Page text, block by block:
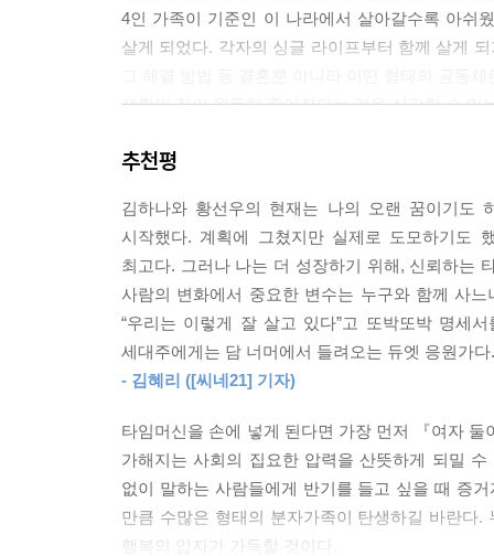
나는 스트레스 상황에서 ‘행복은 빠다야!’를 듣고
고 생각했다. 그런데 사실, 동거인의 동거인은 나
누군가 우리에게 “집에 남자가 없어 아쉬울 때는
집에 저 코딱지만 한 윗집 남자보다 더 건장하고
다는 소릴 할 수 있었을까? 보험회사 견적의
까? 나는 절대 그렇게 생각지 않는다.
--- p.212~213
나는 간병인의 역할을 훌륭하게 수행했던 동거인
쓰고 있는 내가 사실은 하프 마라톤을 몇 번이나
만 가장 무력하고 약해졌을 때 내가 사라지지 않
--- p.228
누군가와 같이 살게 되면서 가장 좋은 점 중 하나
률이 현저하게 줄어든다. 과일 깎아 먹으며 나누
4인 가족이 기준인 이 나라에서 살아갈수록 아쉬
살게 되었다. 각자의 싱글 라이프부터 함께 살게
생활의 질이 월등히 좋아졌다는 것을 실감할 수
1인 가구는 원자와 같다. 물론 혼자 충분히 즐겁
둘의 단단한 결합만이 가족의 기본이던 시대는
분자식은 W2C4쯤 되려나. 여자 둘 고양이 넷. 지
_ 본문 12쪽에서
같은 걸 좋아하지 않아도 함께할 수 있다는 것
“오늘도 내 동거인은 아주 우습고 또 존경스러운,
학교를 졸업하고 취직을 하고 결혼을 하고 아
편입되지 못하면 자신이 잘못 살고 있는 건 아닐
현실에 맞닥뜨린다. 혼자 살기는 어쩐지 두렵
추천평
김하나와 황선우의 현재는 나의 오랜 꿈이기도
시작했다. 계획에 그쳤지만 실제로 도모하기도
최고다. 그러나 나는 더 성장하기 위해, 신뢰하는
사람의 변화에서 중요한 변수는 누구와 함께 사
“우리는 이렇게 잘 살고 있다”고 또박또박 명세
세대주에게는 담 너머에서 들려오는 듀엣 응원가
- 김혜리 ([씨네21] 기자)
타임머신을 손에 넣게 된다면 가장 먼저 『여자
가해지는 사회의 집요한 압력을 산뜻하게 되밀
없이 말하는 사람들에게 반기를 들고 싶을 때 증
만큼 수많은 형태의 분자가족이 탄생하길 바란다
행복의 입자가 가득할 것이다.